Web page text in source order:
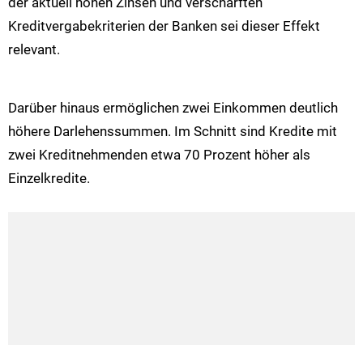
Kreditvergabekriterien der Banken sei dieser Effekt
relevant.
Darüber hinaus ermöglichen zwei Einkommen deutlich
höhere Darlehenssummen. Im Schnitt sind Kredite mit
zwei Kreditnehmenden etwa 70 Prozent höher als
Einzelkredite.